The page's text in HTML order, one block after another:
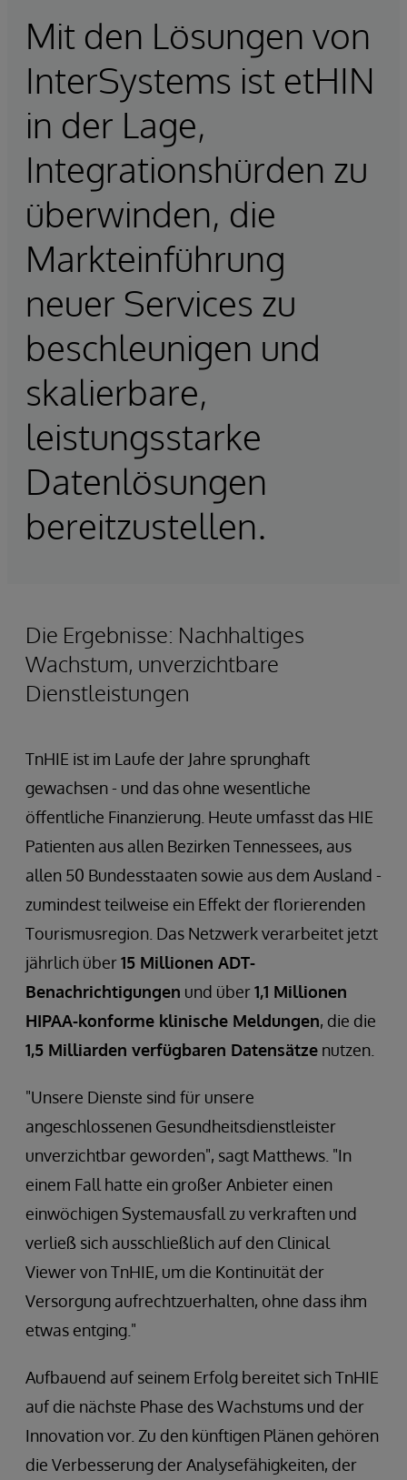
Mit den Lösungen von
InterSystems ist etHIN
in der Lage,
Integrationshürden zu
überwinden, die
Markteinführung
neuer Services zu
beschleunigen und
skalierbare,
leistungsstarke
Datenlösungen
bereitzustellen.
Die Ergebnisse: Nachhaltiges
Wachstum, unverzichtbare
Dienstleistungen
TnHIE ist im Laufe der Jahre sprunghaft
gewachsen - und das ohne wesentliche
öffentliche Finanzierung. Heute umfasst das HIE
Patienten aus allen Bezirken Tennessees, aus
allen 50 Bundesstaaten sowie aus dem Ausland -
zumindest teilweise ein Effekt der florierenden
Tourismusregion. Das Netzwerk verarbeitet jetzt
jährlich über15 Millionen ADT-
Benachrichtigungen und über1,1 Millionen
HIPAA-konforme klinische Meldungen, die die
1,5 Milliarden verfügbaren Datensätze nutzen.
"Unsere Dienste sind für unsere
angeschlossenen Gesundheitsdienstleister
unverzichtbar geworden", sagt Matthews. "In
einem Fall hatte ein großer Anbieter einen
einwöchigen Systemausfall zu verkraften und
verließ sich ausschließlich auf den Clinical
Viewer von TnHIE, um die Kontinuität der
Versorgung aufrechtzuerhalten, ohne dass ihm
etwas entging."
Aufbauend auf seinem Erfolg bereitet sich TnHIE
auf die nächste Phase des Wachstums und der
Innovation vor. Zu den künftigen Plänen gehören
die Verbesserung der Analysefähigkeiten, der